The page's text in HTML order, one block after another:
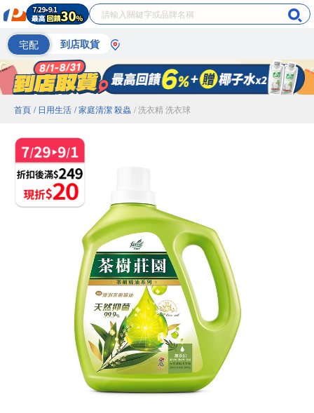
宅配 到店取貨
首頁 / 日用生活 / 家庭清潔 殺蟲 / 洗衣精 洗衣球